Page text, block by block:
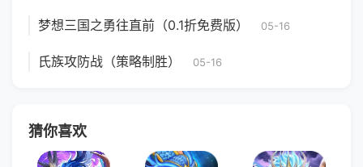
梦想三国之勇往直前（0.1折免费版） 05-16
氏族攻防战（策略制胜） 05-16
猜你喜欢